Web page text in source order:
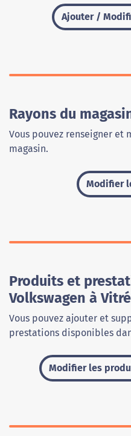
Ajouter /
Rayons du
Vous pouvez renseigner et
magasin.
Modifier
Produits et
Volkswagen à Vitré
Vous pouvez ajouter et
prestations disponibles
Modifier les